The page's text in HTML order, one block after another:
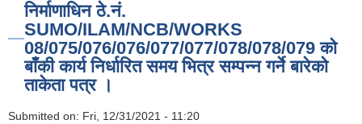
निर्माणाधिन ठे.नं.
SUMO/ILAM/NCB/WORKS
08/075/076/076/077/077/078/078/079 को
बाँकी कार्य निर्धारित समय भित्र सम्पन्न गर्ने बारेको
ताकेता पत्र ।
Submitted on: Fri, 12/31/2021 - 11:20